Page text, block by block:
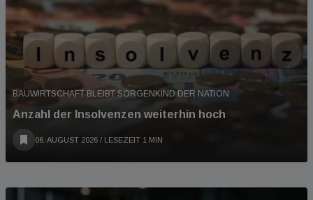
BAUWIRTSCHAFT BLEIBT SORGENKIND DER NATION
Anzahl der Insolvenzen weiterhin hoch
06. AUGUST 2026 / LESEZEIT 1 MIN